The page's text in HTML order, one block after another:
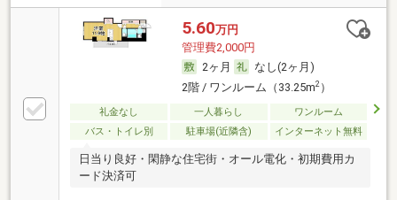
5.60万円
管理費2,000円
2ヶ月
なし(2ヶ月)
2階 / ワンルーム（33.25m2）
礼金なし 一人暮らし
ワンルーム
バス・トイレ別
駐車場(近隣含) インターネット無料
日当り良好・閑静な住宅街・オール電化・初期費用カ
ード決済可